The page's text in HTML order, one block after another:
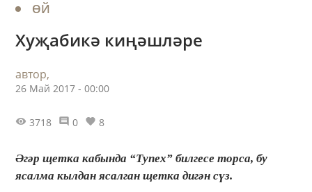
ӨЙ
Хуҗабикә киңәшләре
автор,
26 Май 2017 - 00:00
3718 0 8
Әгәр щетка кабында “Тупех” билгесе торса, бу
ясалма кылдан ясалган щетка дигән сүз.